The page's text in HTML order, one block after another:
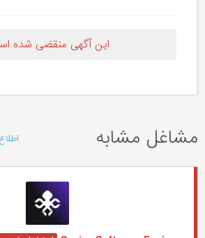
این آگهی منقضی شده
مشاغل مشابه